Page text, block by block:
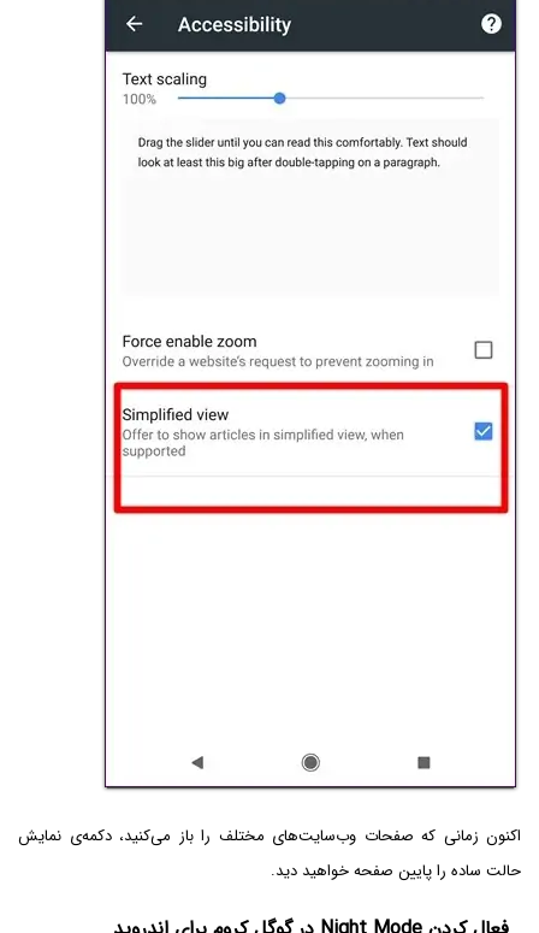
اکنون زمانی که صفحات وب‌سایت‌های مختلف را باز می‌کنید، دکمه‌ی نمایش
حالت ساده را پایین صفحه خواهید دید.